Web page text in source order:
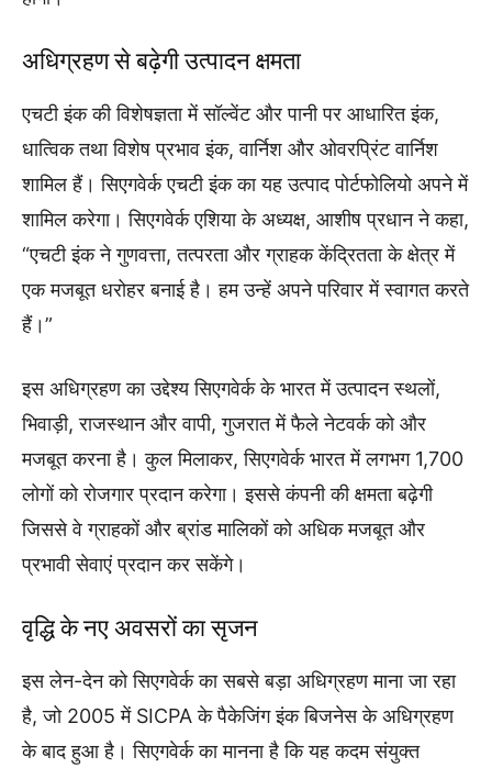
अधिग्रहण से बढ़ेगी उत्पादन क्षमता
एचटी इंक की विशेषज्ञता में सॉल्वेंट और पानी पर आधारित इंक,
धात्विक तथा विशेष प्रभाव इंक, वार्निश और ओवरप्रिंट वार्निश
शामिल हैं। सिएगवेर्क एचटी इंक का यह उत्पाद पोर्टफोलियो अपने में
शामिल करेगा। सिएगवेर्क एशिया के अध्यक्ष, आशीष प्रधान ने कहा,
“एचटी इंक ने गुणवत्ता, तत्परता और ग्राहक केंद्रितता के क्षेत्र में
एक मजबूत धरोहर बनाई है। हम उन्हें अपने परिवार में स्वागत करते
हैं।”
इस अधिग्रहण का उद्देश्य सिएगवेर्क के भारत में उत्पादन स्थलों,
भिवाड़ी, राजस्थान और वापी, गुजरात में फैले नेटवर्क को और
मजबूत करना है। कुल मिलाकर, सिएगवेर्क भारत में लगभग 1,700
लोगों को रोजगार प्रदान करेगा। इससे कंपनी की क्षमता बढ़ेगी
जिससे वे ग्राहकों और ब्रांड मालिकों को अधिक मजबूत और
प्रभावी सेवाएं प्रदान कर सकेंगे।
वृद्धि के नए अवसरों का सृजन
इस लेन-देन को सिएगवेर्क का सबसे बड़ा अधिग्रहण माना जा रहा
है, जो 2005 में SICPA के पैकेजिंग इंक बिजनेस के अधिग्रहण
के बाद हुआ है। सिएगवेर्क का मानना है कि यह कदम संयुक्त